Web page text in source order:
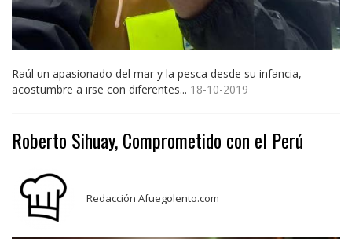
Raúl un apasionado del mar y la pesca desde su infancia,
acostumbre a irse con diferentes... 18-10-2019
Roberto Sihuay, Comprometido con el Perú
Redacción Afuegolento.com